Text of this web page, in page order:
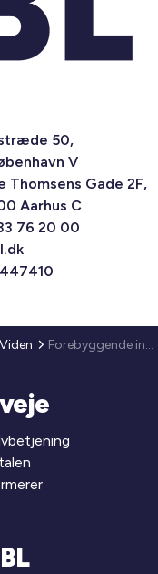
50,
V
Thomsens Gade 2F,
Aarhus C
76 20 00
Viden Forebyggende indsatser som følge af nye kriterier for udsatte boligområder og ghettoområder